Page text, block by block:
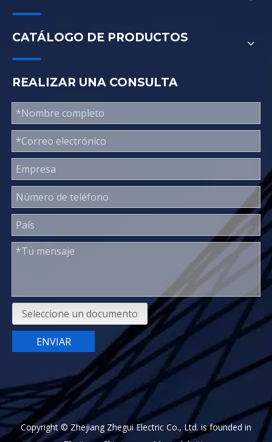
CATÁLOGO DE PRODUCTOS
REALIZAR UNA CONSULTA
Seleccione un documento
ENVIAR
Copyright © Zhejiang Zhegui Electric Co., Ltd. is founded in